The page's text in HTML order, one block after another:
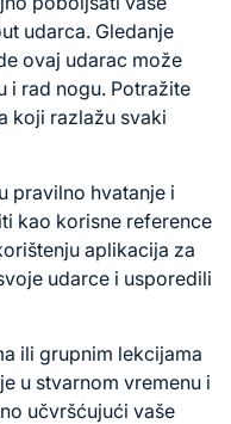
udarca. Gledanje
ovaj udarac može
i rad nogu. Potražite
koji razlažu svaki
pravilno hvatanje i
kao korisne reference
aplikacija za
udarce i usporedili
ili grupnim lekcijama
u stvarnom vremenu i
učvršćujući vaše